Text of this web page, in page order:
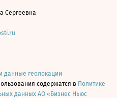
Сергеевна
данные геолокации
содержатся в Политике
данных АО «Бизнес Ньюс